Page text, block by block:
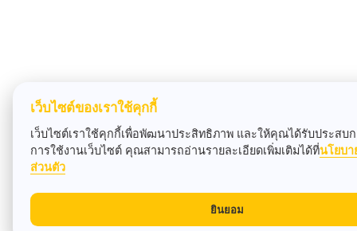
เว็บไซต์ของเราใช้คุกกี้
เว็บไซต์เราใช้คุกกี้เพื่อพัฒนาประสิทธิภาพ และให้คุณได้รับประสบ
การใช้งานเว็บไซต์ คุณสามารถอ่านรายละเอียดเพิ่มเติมได้ที่นโยบา
ส่วนตัว
ยินยอม